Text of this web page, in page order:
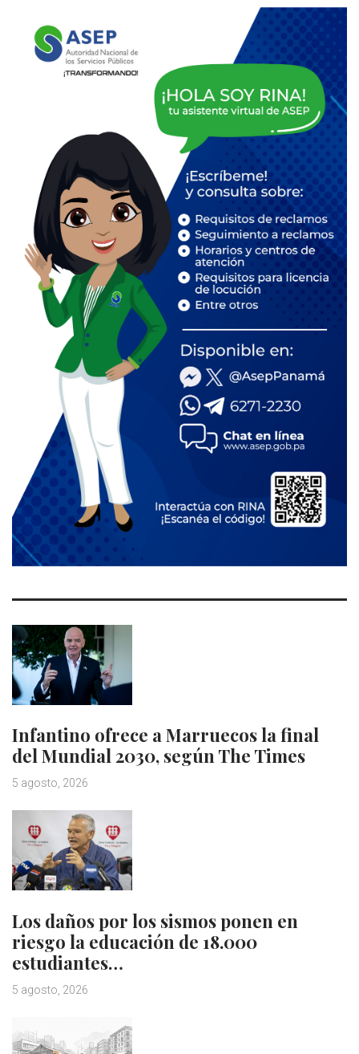
Infantino ofrece a Marruecos la final
del Mundial 2030, según The Times
5 agosto, 2026
Los daños por los sismos ponen en
riesgo la educación de 18.000
estudiantes…
5 agosto, 2026